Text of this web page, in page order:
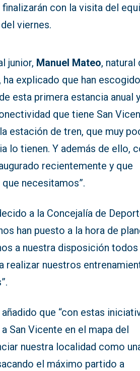
con la visita del
viernes.
junior, Manuel Mateo, natural
ha explicado que han
esta primera estancia anual
que tiene San
estación de tren, que muy
lo tienen. Y además de ello,
recientemente y que
necesitamos”.
a la Concejalía de
han puesto a la hora de
a nuestra disposición
realizar nuestros
añadido que “con estas
San Vicente en el mapa del
nuestra localidad como
el máximo partido a